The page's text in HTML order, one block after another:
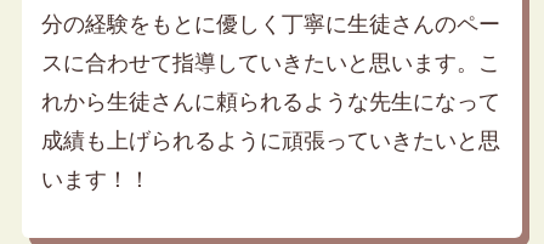
分の経験をもとに優しく丁寧に生徒さんのペー
スに合わせて指導していきたいと思います。こ
れから生徒さんに頼られるような先生になって
成績も上げられるように頑張っていきたいと思
います！！